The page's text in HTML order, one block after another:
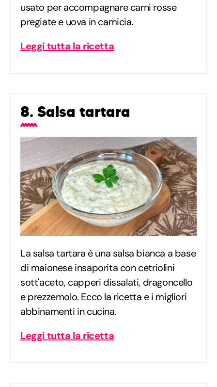
usato per accompagnare carni rosse
pregiate e uova in camicia.
Leggi tutta la ricetta
8. Salsa tartara
La salsa tartara è una salsa bianca a base
di maionese insaporita con cetriolini
sott'aceto, capperi dissalati, dragoncello
e prezzemolo. Ecco la ricetta e i migliori
abbinamenti in cucina.
Leggi tutta la ricetta